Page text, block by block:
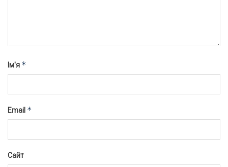
Ім'я *
Email *
Сайт